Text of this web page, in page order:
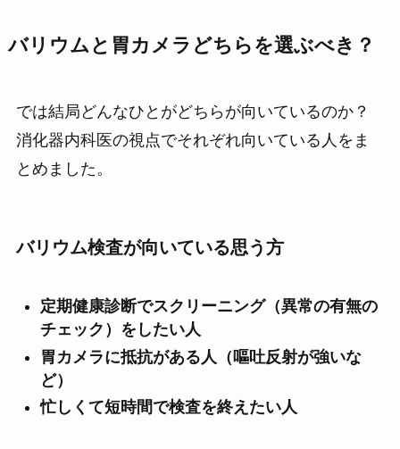
バリウムと胃カメラどちらを選ぶべき？
では結局どんなひとがどちらが向いているのか？
消化器内科医の視点でそれぞれ向いている人をま
とめました。
バリウム検査が向いている思う方
定期健康診断でスクリーニング（異常の有無の
チェック）をしたい人
胃カメラに抵抗がある人（嘔吐反射が強いな
ど）
忙しくて短時間で検査を終えたい人